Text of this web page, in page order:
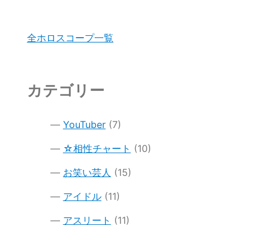
全ホロスコープ一覧
カテゴリー
YouTuber(7)
☆相性チャート (10)
お笑い芸人 (15)
アイドル(11)
アスリート (11)